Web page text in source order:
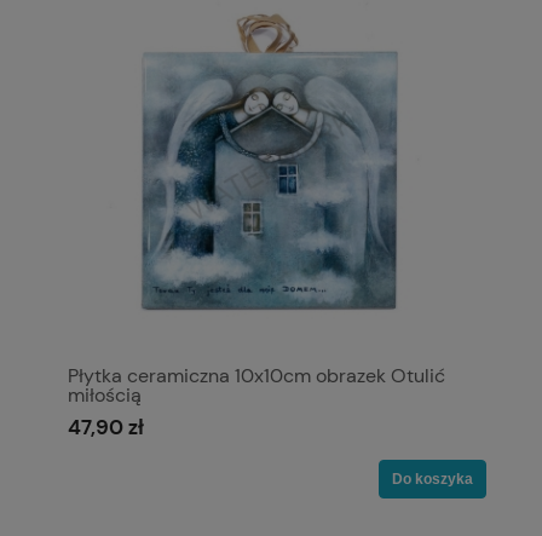
Płytka ceramiczna 10x10cm obrazek Otulić
miłością
47,90 zł
Do koszyka